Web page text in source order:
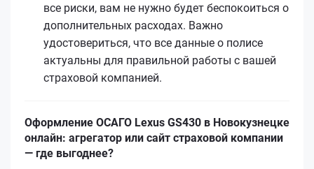
все риски, вам не нужно будет беспокоиться о
дополнительных расходах. Важно
удостовериться, что все данные о полисе
актуальны для правильной работы с вашей
страховой компанией.
Оформление ОСАГО Lexus GS430 в Новокузнецке
онлайн: агрегатор или сайт страховой компании
— где выгоднее?